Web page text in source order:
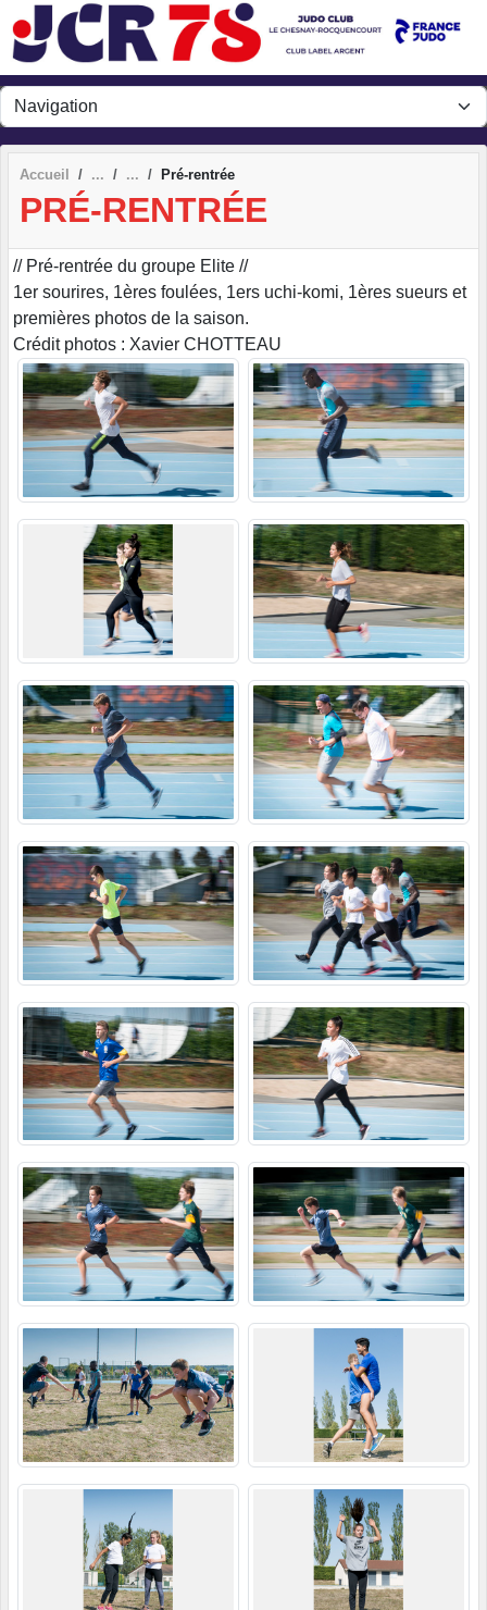
Accueil Pré-rentrée
PRÉ-RENTRÉE
// Pré-rentrée du groupe Elite //
1er sourires, 1ères foulées, 1ers uchi-komi, 1ères sueurs et
premières photos de la saison.
Crédit photos : Xavier CHOTTEAU
Panneau de gestion des cookies